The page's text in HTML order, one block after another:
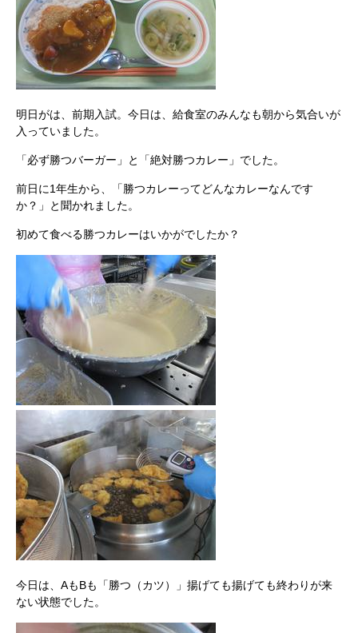
明日がは、前期入試。今日は、給食室のみんなも朝から気合いが
入っていました。
「必ず勝つバーガー」と「絶対勝つカレー」でした。
前日に1年生から、「勝つカレーってどんなカレーなんです
か？」と聞かれました。
初めて食べる勝つカレーはいかがでしたか？
今日は、AもBも「勝つ（カツ）」揚げても揚げても終わりが来
ない状態でした。